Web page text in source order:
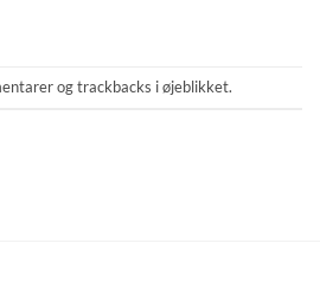
og trackbacks i øjeblikket.